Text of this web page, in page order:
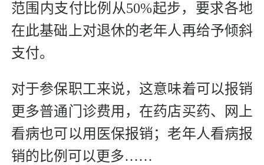
范围内支付比例从50%起步，要求各地
在此基础上对退休的老年人再给予倾斜
支付。
对于参保职工来说，这意味着可以报销
更多普通门诊费用，在药店买药、网上
看病也可以用医保报销；老年人看病报
销的比例可以更多……